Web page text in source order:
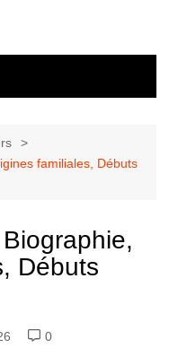
familiales, Débuts
Débuts
0